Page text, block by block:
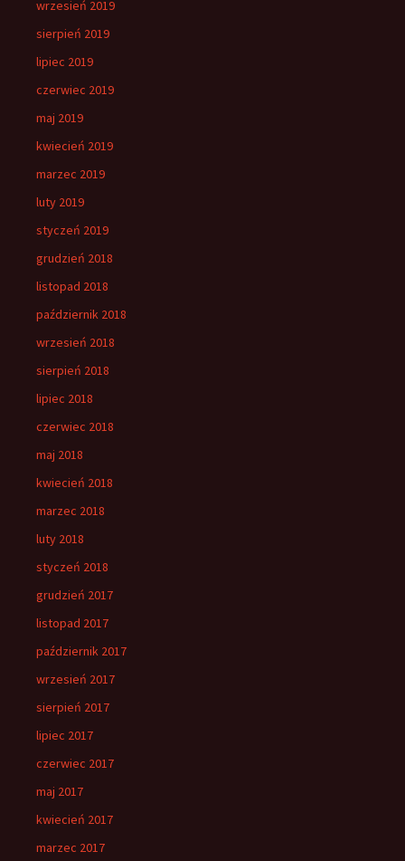
wrzesień 2019
sierpień 2019
lipiec 2019
czerwiec 2019
maj 2019
kwiecień 2019
marzec 2019
luty 2019
styczeń 2019
grudzień 2018
listopad 2018
październik 2018
wrzesień 2018
sierpień 2018
lipiec 2018
czerwiec 2018
maj 2018
kwiecień 2018
marzec 2018
luty 2018
styczeń 2018
grudzień 2017
listopad 2017
październik 2017
wrzesień 2017
sierpień 2017
lipiec 2017
czerwiec 2017
maj 2017
kwiecień 2017
marzec 2017